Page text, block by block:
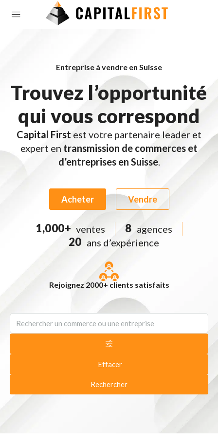
Entreprise à vendre en Suisse
Trouvez l’opportunité
qui vous correspond
Capital First est votre partenaire leader et
expert en transmission de commerces et
d’entreprises en Suisse.
Acheter Vendre
ventes
1,000+ agences
8
ans d’expérience
20
Rejoignez 2000+ clients satisfaits
Effacer
Rechercher